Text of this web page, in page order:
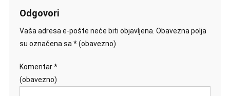
Odgovori
Vaša adresa e-pošte neće biti objavljena. Obavezna polja
su označena sa* (obavezno)
Komentar*
(obavezno)